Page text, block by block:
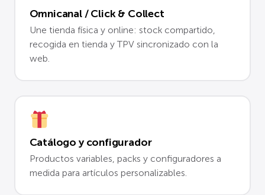
Omnicanal / Click & Collect
Une tienda física y online: stock compartido,
recogida en tienda y TPV sincronizado con la
web.
Catálogo y configurador
Productos variables, packs y configuradores a
medida para artículos personalizables.